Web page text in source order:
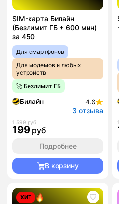
SIM-карта Билайн
(Безлимит ГБ + 600 мин)
за 450
Для смартфонов
Для модемов и любых
устройств
🚀 Безлимит ГБ
Билайн
4.6
3 отзыва
1 599 руб
199 руб
Подробнее
В корзину
ХИТ